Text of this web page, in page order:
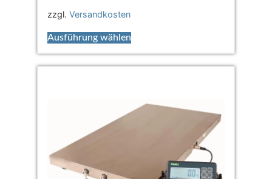
zzgl. Versandkosten
Ausführung wählen